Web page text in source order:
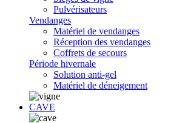
Pulvérisateurs
Vendanges
Matériel de vendanges
Réception des vendanges
Coffrets de secours
Période hivernale
Solution anti-gel
Matériel de déneigement
CAVE